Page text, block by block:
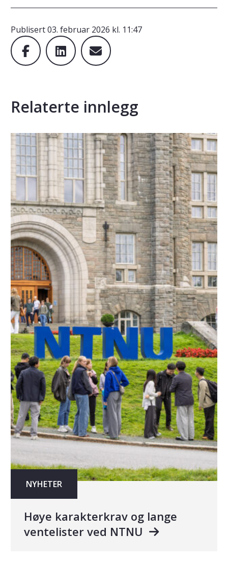
Publisert03. februar 2026 kl. 11:47
Relaterte innlegg
NYHETER
Høye karakterkrav og lange
ventelister ved NTNU